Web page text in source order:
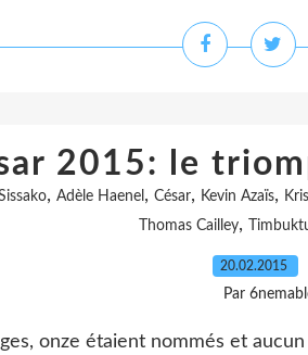
2015: le
, Adèle Haenel, César, Kevin Azaïs,
Thomas Cailley,
20.02.2015
Par
onze étaient nommés et